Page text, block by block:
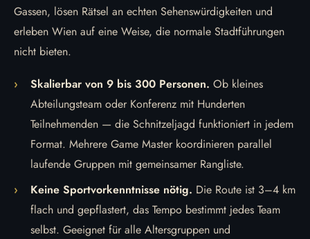
Gassen, lösen Rätsel an echten Sehenswürdigkeiten und
erleben Wien auf eine Weise, die normale Stadtführungen
nicht bieten.
Skalierbar von 9 bis 300 Personen. Ob kleines
Abteilungsteam oder Konferenz mit Hunderten
Teilnehmenden — die Schnitzeljagd funktioniert in jedem
Format. Mehrere Game Master koordinieren parallel
laufende Gruppen mit gemeinsamer Rangliste.
Keine Sportvorkenntnisse nötig. Die Route ist 3–4 km
flach und gepflastert, das Tempo bestimmt jedes Team
selbst. Geeignet für alle Altersgruppen und